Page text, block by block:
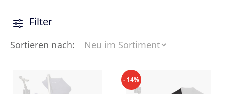
Filter
Sortieren nach:
- 14%